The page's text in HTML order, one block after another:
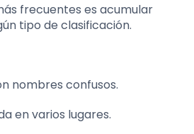
frecuentes es acumular
tipo de clasificación.
nombres confusos.
en varios lugares.